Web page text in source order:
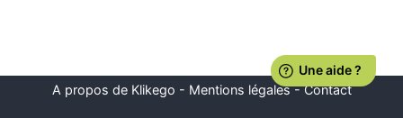
A propos de Klikego - Mentions légales-Contact